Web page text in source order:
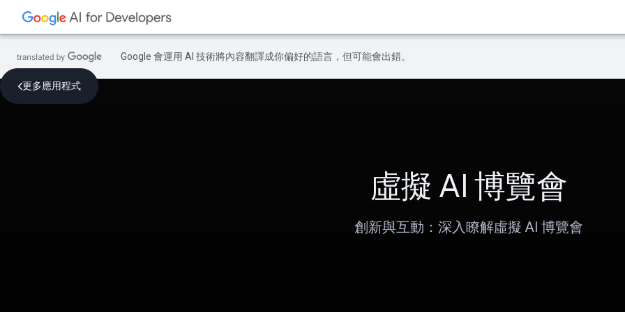
Google 會運用 AI 技術將內容翻譯成你偏好的語言，但可能會出錯。
更多應用程式
虛擬 AI 博覽會
創新與互動：深入瞭解虛擬 AI 博覽會